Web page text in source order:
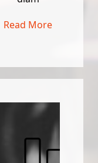
Read More